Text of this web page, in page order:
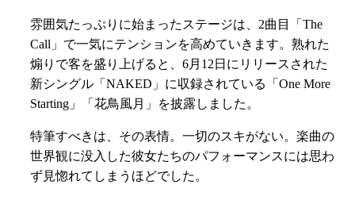
雰囲気たっぷりに始まったステージは、2曲目「The
Call」で一気にテンションを高めていきます。熟れた
煽りで客を盛り上げると、6月12日にリリースされた
新シングル「NAKED」に収録されている「One More
Starting」「花鳥風月」を披露しました。
特筆すべきは、その表情。一切のスキがない。楽曲の
世界観に没入した彼女たちのパフォーマンスには思わ
ず見惚れてしまうほどでした。